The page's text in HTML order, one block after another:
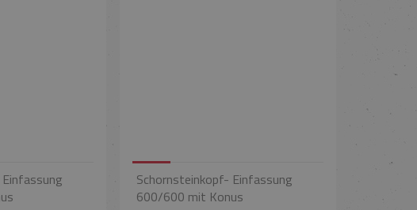
Schornsteinkopf- Einfassung
600/600 mit Konus